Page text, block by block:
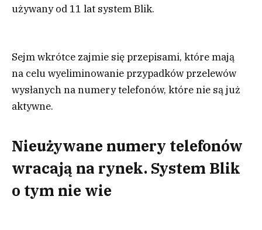
używany od 11 lat system Blik.
Sejm wkrótce zajmie się przepisami, które mają
na celu wyeliminowanie przypadków przelewów
wysłanych na numery telefonów, które nie są już
aktywne.
Nieużywane numery telefonów
wracają na rynek. System Blik
o tym nie wie